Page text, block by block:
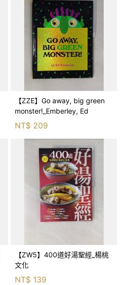
【ZZE】Go away, big green
monster!_Emberley, Ed
NT$ 209
【ZW5】400道好湯聖經_楊桃
文化
NT$ 139